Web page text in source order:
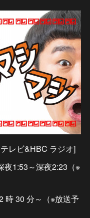
レビ&HBC ラジオ]
夜1:53～深夜2:23（※
時 30 分～（※放送予